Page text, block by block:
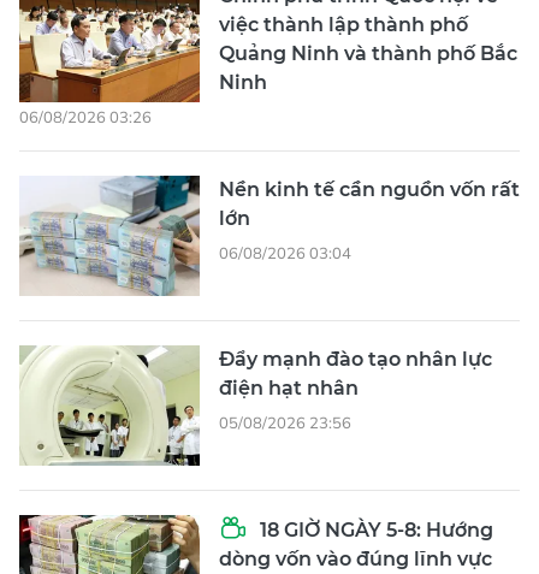
việc thành lập thành phố
Quảng Ninh và thành phố Bắc
Ninh
06/08/2026 03:26
Nền kinh tế cần nguồn vốn rất
lớn
06/08/2026 03:04
Đẩy mạnh đào tạo nhân lực
điện hạt nhân
05/08/2026 23:56
18 GIỜ NGÀY 5-8: Hướng
dòng vốn vào đúng lĩnh vực